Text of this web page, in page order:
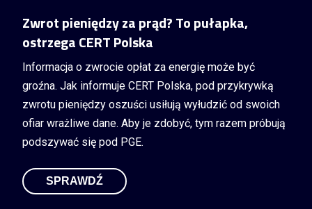
Zwrot pieniędzy za prąd? To pułapka,
ostrzega CERT Polska
Informacja o zwrocie opłat za energię może być
groźna. Jak informuje CERT Polska, pod przykrywką
zwrotu pieniędzy oszuści usiłują wyłudzić od swoich
ofiar wrażliwe dane. Aby je zdobyć, tym razem próbują
podszywać się pod PGE.
SPRAWDŹ